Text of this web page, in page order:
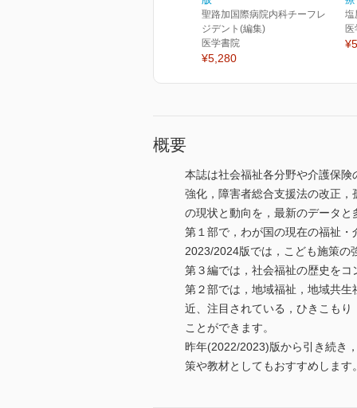
聖路加国際病院内科チーフレ
ジデント(編集)
医学書院
¥5,280
塩
概要
本誌は社会福祉各分野や介護保
強化，障害者総合支援法の改正
の現状と動向を，最新のデータ
第１部で，わが国の現在の福祉
2023/2024版では，こども施策の
第３編では，社会福祉の歴史を
第２部では，地域福祉，地域共
近、注目されている，ひきこも
ことができます。
昨年(2022/2023)版から引き続き
策や教材としてもおすすめします